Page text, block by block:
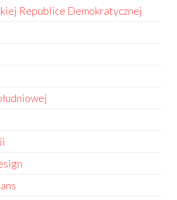
Republice Demokratycznej